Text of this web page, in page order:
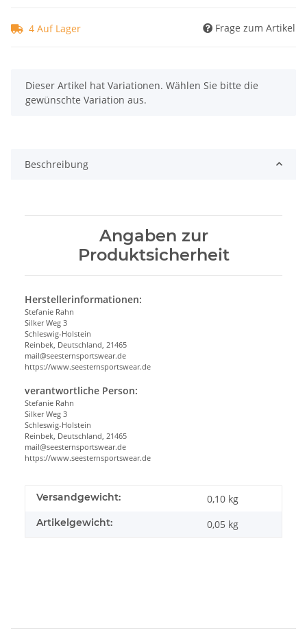
4 Auf Lager Frage zum Artikel
x
Dieser Artikel hat Variationen. Wählen Sie bitte die
gewünschte Variation aus.
Beschreibung
Angaben zur
Produktsicherheit
Herstellerinformationen:
Stefanie Rahn
Silker Weg 3
Schleswig-Holstein
Reinbek, Deutschland, 21465
mail@seesternsportswear.de
https://www.seesternsportswear.de
verantwortliche Person:
Stefanie Rahn
Silker Weg 3
Schleswig-Holstein
Reinbek, Deutschland, 21465
mail@seesternsportswear.de
https://www.seesternsportswear.de
Versandgewicht: 0,10 kg
Artikelgewicht: 0,05 kg